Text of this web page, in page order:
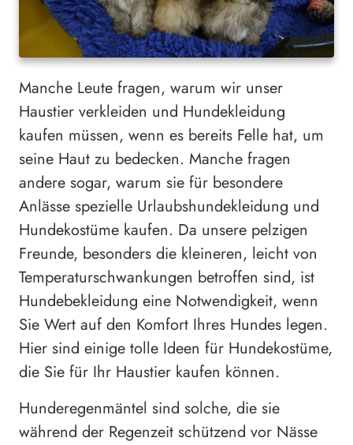
Manche Leute fragen, warum wir unser
Haustier verkleiden und Hundekleidung
kaufen müssen, wenn es bereits Felle hat, um
seine Haut zu bedecken. Manche fragen
andere sogar, warum sie für besondere
Anlässe spezielle Urlaubshundekleidung und
Hundekostüme kaufen. Da unsere pelzigen
Freunde, besonders die kleineren, leicht von
Temperaturschwankungen betroffen sind, ist
Hundebekleidung eine Notwendigkeit, wenn
Sie Wert auf den Komfort Ihres Hundes legen.
Hier sind einige tolle Ideen für Hundekostüme,
die Sie für Ihr Haustier kaufen können.
Hunderegenmäntel sind solche, die sie
während der Regenzeit schützend vor Nässe